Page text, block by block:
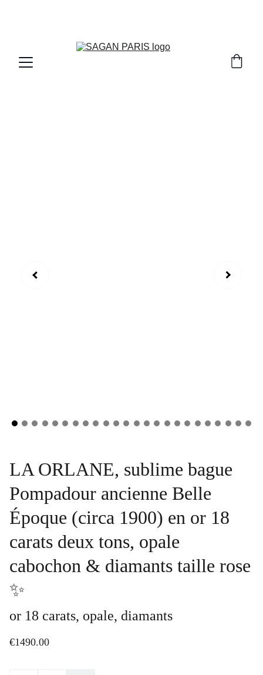
LA ORLANE, sublime bague
Pompadour ancienne Belle
Époque (circa 1900) en or 18
carats deux tons, opale
cabochon & diamants taille rose
✨
or 18 carats, opale, diamants
€1490.00